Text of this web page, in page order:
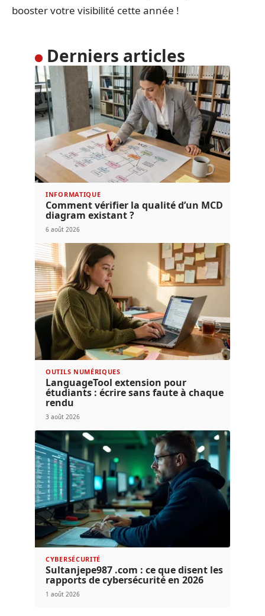
booster votre visibilité cette année !
Derniers articles
INFORMATIQUE
Comment vérifier la qualité d’un MCD
diagram existant ?
6 août 2026
OUTILS NUMÉRIQUES
LanguageTool extension pour
étudiants : écrire sans faute à chaque
rendu
3 août 2026
CYBERSÉCURITÉ
Sultanjepe987 .com : ce que disent les
rapports de cybersécurité en 2026
1 août 2026